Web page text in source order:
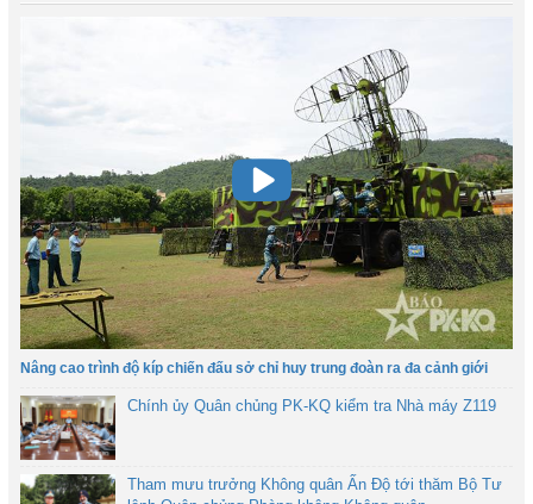
Nâng cao trình độ kíp chiến đấu sở chỉ huy trung đoàn ra đa cảnh giới
Chính ủy Quân chủng PK-KQ kiểm tra Nhà máy Z119
Tham mưu trưởng Không quân Ấn Độ tới thăm Bộ Tư